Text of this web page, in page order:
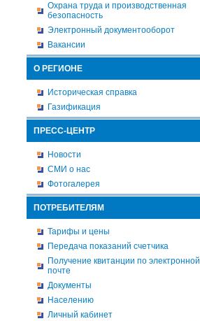
Охрана труда и производственная
безопасность
Электронный документооборот
Вакансии
О РЕГИОНЕ
Историческая справка
Газификация
ПРЕСС-ЦЕНТР
Новости
СМИ о нас
Фотогалерея
ПОТРЕБИТЕЛЯМ
Тарифы и цены
Передача показаний счетчика
Получение квитанции по электронной
почте
Документы
Населению
Личный кабинет